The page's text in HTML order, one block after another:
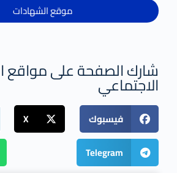
موقع الشهادات
شارك الصفحة على مواقع
الاجتماعي
فيسبوك
Telegram